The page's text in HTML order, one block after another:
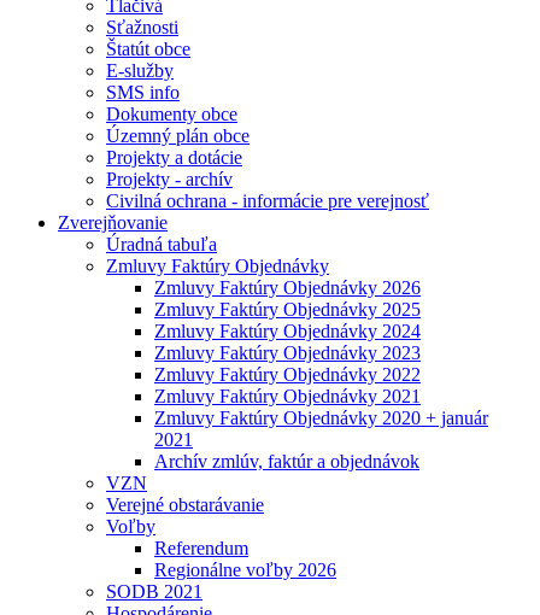
Tlačivá
Sťažnosti
Štatút obce
E-služby
SMS info
Dokumenty obce
Územný plán obce
Projekty a dotácie
Projekty - archív
Civilná ochrana - informácie pre verejnosť
Zverejňovanie
Úradná tabuľa
Zmluvy Faktúry Objednávky
Zmluvy Faktúry Objednávky 2026
Zmluvy Faktúry Objednávky 2025
Zmluvy Faktúry Objednávky 2024
Zmluvy Faktúry Objednávky 2023
Zmluvy Faktúry Objednávky 2022
Zmluvy Faktúry Objednávky 2021
Zmluvy Faktúry Objednávky 2020 + január
2021
Archív zmlúv, faktúr a objednávok
VZN
Verejné obstarávanie
Voľby
Referendum
Regionálne voľby 2026
SODB 2021